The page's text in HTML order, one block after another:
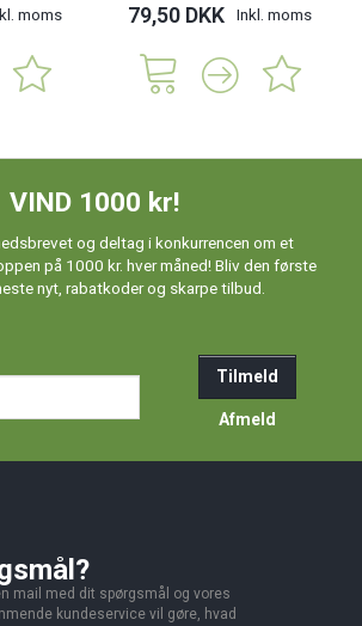
moms 79,50 DKK Inkl. moms
VIND 1000 kr!
og deltag i konkurrencen om et
på 1000 kr. hver måned! Bliv den første
nyt, rabatkoder og skarpe tilbud.
Tilmeld
Afmeld
mail med dit spørgsmål og vores
kundeservice vil gøre, hvad